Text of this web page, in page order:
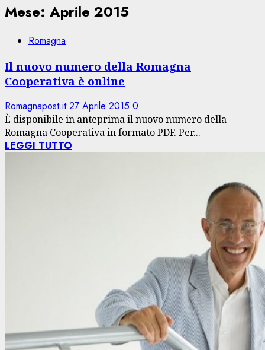
Mese: Aprile 2015
Romagna
Il nuovo numero della Romagna
Cooperativa è online
Romagnapost.it27 Aprile 2015 0
È disponibile in anteprima il nuovo numero della
Romagna Cooperativa in formato PDF. Per...
LEGGI TUTTO